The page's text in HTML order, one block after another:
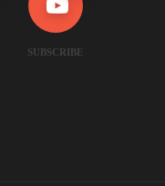
SUBSCRIBE